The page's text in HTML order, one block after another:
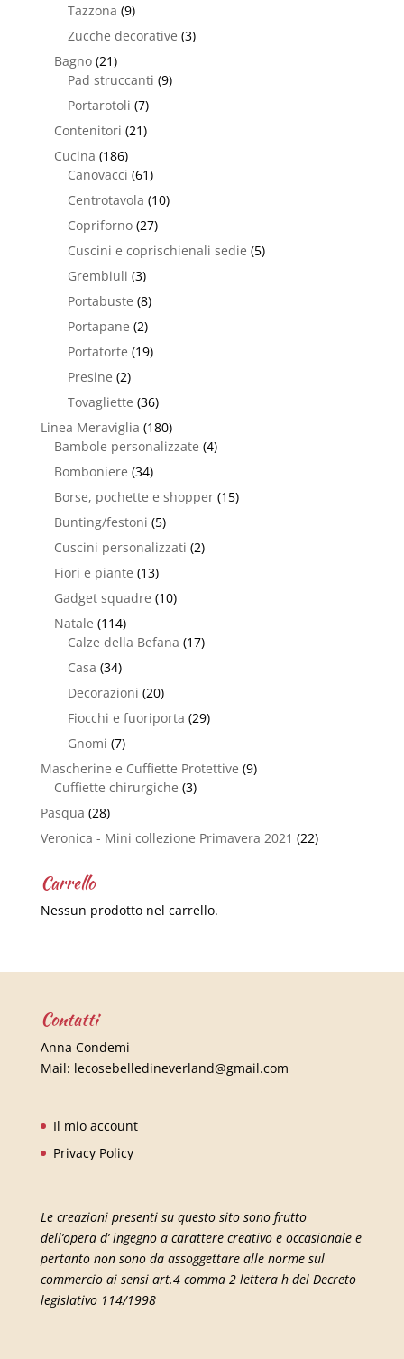
Tazzona (9)
Zucche decorative (3)
Bagno (21)
Pad struccanti (9)
Portarotoli (7)
Contenitori (21)
Cucina (186)
Canovacci (61)
Centrotavola (10)
Copriforno (27)
Cuscini e coprischienali sedie (5)
Grembiuli (3)
Portabuste (8)
Portapane (2)
Portatorte (19)
Presine (2)
Tovagliette (36)
Linea Meraviglia (180)
Bambole personalizzate (4)
Bomboniere (34)
Borse, pochette e shopper (15)
Bunting/festoni (5)
Cuscini personalizzati (2)
Fiori e piante (13)
Gadget squadre (10)
Natale (114)
Calze della Befana (17)
Casa (34)
Decorazioni (20)
Fiocchi e fuoriporta (29)
Gnomi (7)
Mascherine e Cuffiette Protettive (9)
Cuffiette chirurgiche (3)
Pasqua (28)
Veronica - Mini collezione Primavera 2021 (22)
Carrello
Nessun prodotto nel carrello.
Contatti
Anna Condemi
Mail: lecosebelledineverland@gmail.com
Il mio account
Privacy Policy
Le creazioni presenti su questo sito sono frutto
dell’opera d’ ingegno a carattere creativo e occasionale e
pertanto non sono da assoggettare alle norme sul
commercio ai sensi art.4 comma 2 lettera h del Decreto
legislativo 114/1998